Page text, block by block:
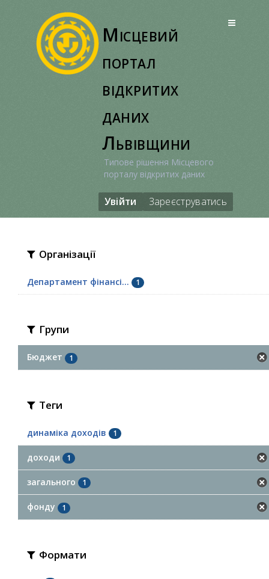
Місцевий
портал
відкритих
даних
Львівщини
Типове рішення Місцевого
порталу відкритих даних
Увійти Зареєструватись
Організації
Департамент фінансі... 1
Групи
Бюджет 1
Теги
динаміка доходів 1
доходи 1
загального 1
фонду 1
Формати